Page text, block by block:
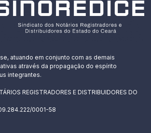
atuando em conjunto com as demais
através da propagação do espírito
integrantes.
REGISTRADORES E DISTRIBUIDORES DO
0001-58